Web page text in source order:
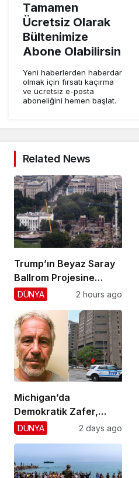
Tamamen
Ücretsiz Olarak
Bültenimize
Abone Olabilirsin
Yeni haberlerden haberdar
olmak için fırsatı kaçırma
ve ücretsiz e-posta
aboneliğini hemen başlat.
Related News
Trump’ın Beyaz Saray
Ballrom Projesine
Durdurma
DÜNYA 2 hours ago
Michigan’da
Demokratik Zafer,
Cumhuriyetçilere
DÜNYA 2 days ago